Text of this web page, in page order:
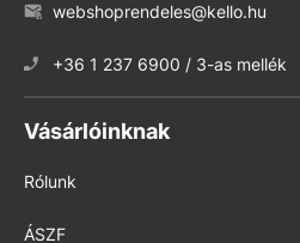
webshoprendeles@kello.hu
+36 1 237 6900 / 3-as mellék
Vásárlóinknak
Rólunk
ÁSZF